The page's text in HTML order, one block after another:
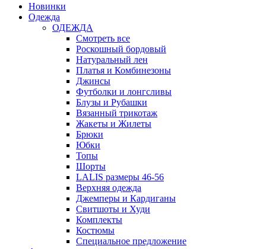
Новинки
Одежда
ОДЕЖДА
Смотреть все
Роскошный бордовый
Натуральный лен
Платья и Комбинезоны
Джинсы
Футболки и лонгсливы
Блузы и Рубашки
Вязанный трикотаж
Жакеты и Жилеты
Брюки
Юбки
Топы
Шорты
LALIS размеры 46-56
Верхняя одежда
Джемперы и Кардиганы
Свитшоты и Худи
Комплекты
Костюмы
Специальное предложение